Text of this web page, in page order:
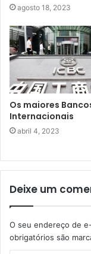
agosto 18, 2023
Os maiores
Internacionais
abril 4, 2023
Deixe um
O seu endereço de
obrigatórios são